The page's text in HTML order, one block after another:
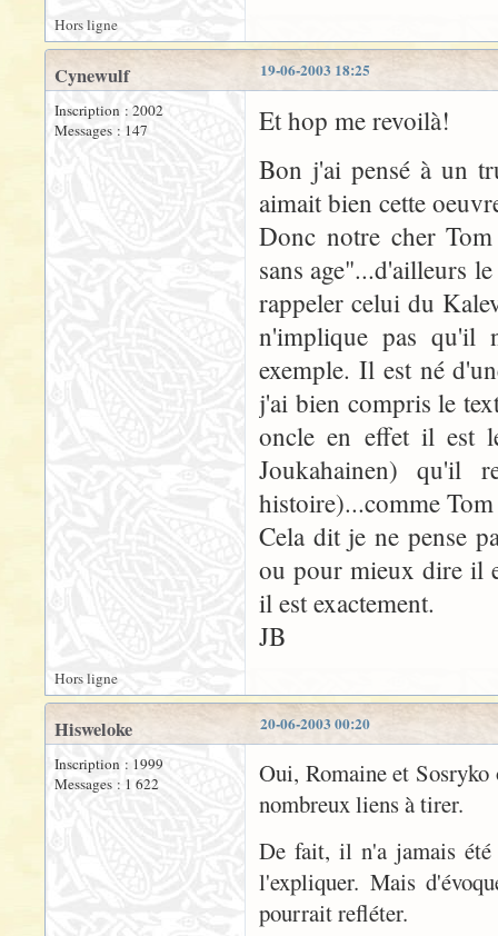
Hors ligne
19-06-2003 18:25
Cynewulf
Inscription : 2002
Messages : 147
Et hop me revoilà!
Bon j'ai pensé à un
aimait bien cette
Donc notre cher
sans age"...d'ailleurs
rappeler celui du
n'implique pas qu'il
exemple. Il est né
j'ai bien compris le
oncle en effet il est
Joukahainen) qu'il
histoire)...comme Tom
Cela dit je ne pense
ou pour mieux dire il
il est exactement.
JB
Hors ligne
20-06-2003 00:20
Hisweloke
Inscription : 1999
Messages : 1 622
Oui, Romaine et
nombreux liens à tirer.
De fait, il n'a jamais
l'expliquer. Mais
pourrait refléter.